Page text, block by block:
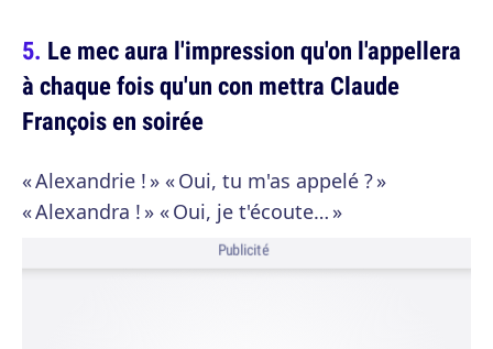
Le mec aura l'impression qu'on l'appellera
à chaque fois qu'un con mettra Claude
François en soirée
« Alexandrie ! » « Oui, tu m'as appelé ? »
« Alexandra ! » « Oui, je t'écoute… »
Publicité